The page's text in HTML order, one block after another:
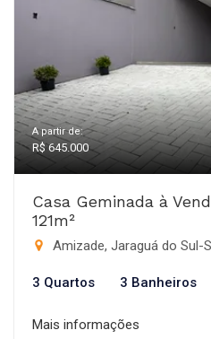
A partir de:
R$ 645.000
Casa Geminada à
121m²
Amizade, Jaraguá do Sul-
3 Quartos 3 Banheiros
Mais informações